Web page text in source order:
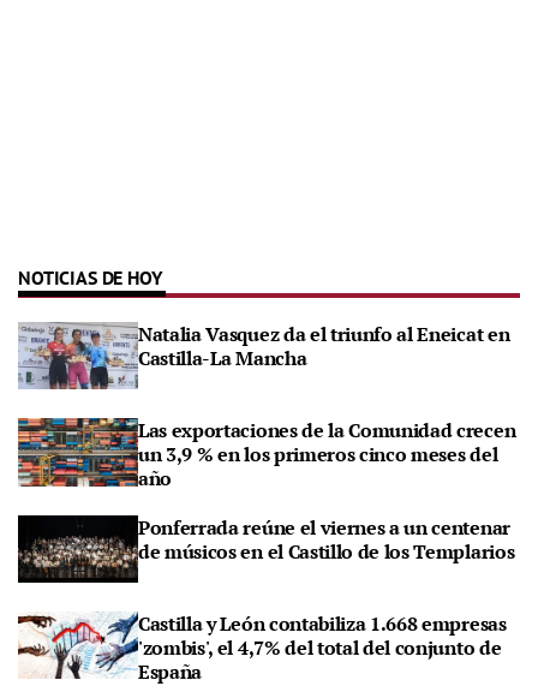
NOTICIAS DE HOY
Natalia Vasquez da el triunfo al Eneicat en
Castilla-La Mancha
Las exportaciones de la Comunidad crecen
un 3,9 % en los primeros cinco meses del
año
Ponferrada reúne el viernes a un centenar
de músicos en el Castillo de los Templarios
Castilla y León contabiliza 1.668 empresas
'zombis', el 4,7% del total del conjunto de
España